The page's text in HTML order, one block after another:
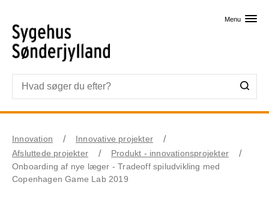
Menu
Innovation
Innovative projekter
Afsluttede projekter
Produkt - innovationsprojekter
Onboarding af nye læger - Tradeoff spiludvikling med
Copenhagen Game Lab 2019